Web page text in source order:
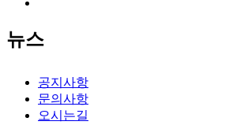
뉴스
공지사항
문의사항
오시는길